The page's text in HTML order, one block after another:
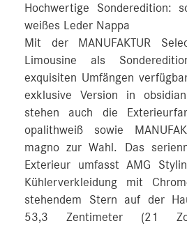
Hochwertige Sonderedition:
weißes Leder Nappa
Mit der MANUFAKTUR
Limousine als
exquisiten Umfängen
exklusive Version in
stehen auch die
opalithweiß sowie
magno zur Wahl. Das
Exterieur umfasst AMG
Kühlerverkleidung mit
stehendem Stern auf der
53,3 Zentimeter (21